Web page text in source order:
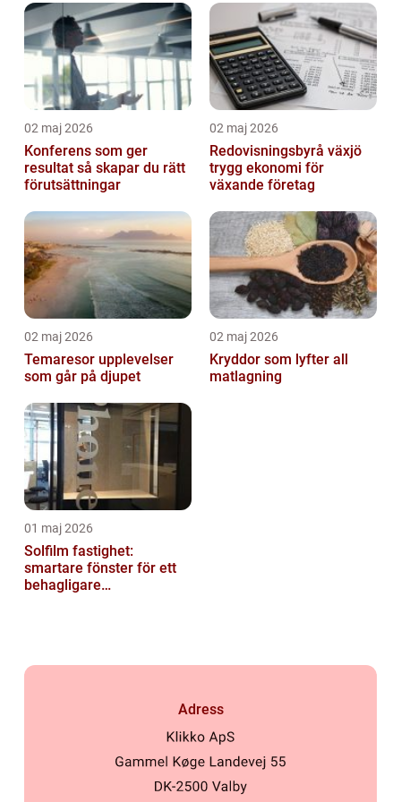
02 maj 2026
Konferens som ger
resultat så skapar du rätt
förutsättningar
02 maj 2026
Redovisningsbyrå växjö
trygg ekonomi för
växande företag
02 maj 2026
Temaresor upplevelser
som går på djupet
02 maj 2026
Kryddor som lyfter all
matlagning
01 maj 2026
Solfilm fastighet:
smartare fönster för ett
behagligare
Adress